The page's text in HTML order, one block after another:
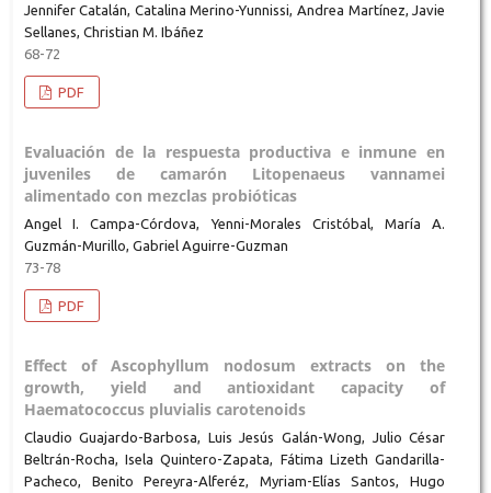
Jennifer Catalán, Catalina Merino-Yunnissi, Andrea Martínez, Javie
Sellanes, Christian M. Ibáñez
68-72
PDF
Evaluación de la respuesta productiva e inmune en
juveniles de camarón Litopenaeus vannamei
alimentado con mezclas probióticas
Angel I. Campa-Córdova, Yenni-Morales Cristóbal, María A.
Guzmán-Murillo, Gabriel Aguirre-Guzman
73-78
PDF
Effect of Ascophyllum nodosum extracts on the
growth, yield and antioxidant capacity of
Haematococcus pluvialis carotenoids
Claudio Guajardo-Barbosa, Luis Jesús Galán-Wong, Julio César
Beltrán-Rocha, Isela Quintero-Zapata, Fátima Lizeth Gandarilla-
Pacheco, Benito Pereyra-Alferéz, Myriam-Elías Santos, Hugo